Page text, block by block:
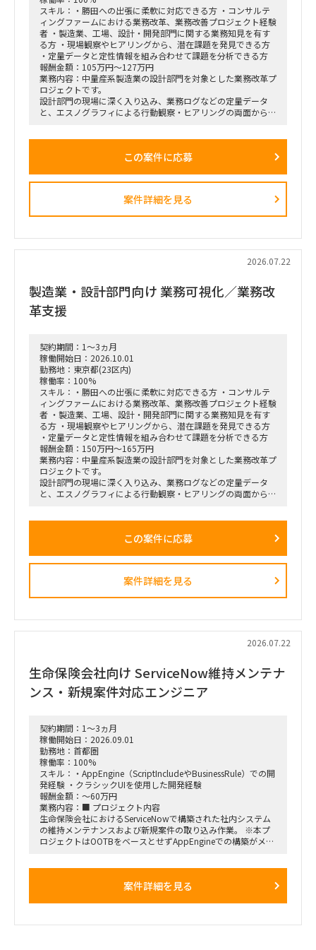
スキル：・勝田への出張に柔軟に対応できる方 ・コンサルテ
ィングファームにおける業務改革、業務改善プロジェクト経験
者 ・製造業、工場、設計・開発部門に関する業務知見を有す
る方 ・現場観察やヒアリングから、潜在課題を発見できる方
・定量データと定性情報を組み合わせて課題を分析できる方
報酬金額：105万円～127万円
業務内容：中量産系製造業の設計部門を対象とした業務改革プ
ロジェクトです。
設計部門の現場に深く入り込み、業務ログなどの定量データ
と、エスノグラフィによる行動観察・ヒアリングの両面から、
に対する改革提案および最終報告までを担います。
■業務内容
・設計部門のオフィス内における行動観察、エスノグラフィ調
・現場担当者へのヒアリングおよび顕在・潜在課題の整理
・課題の分析、構造化およびボトルネックの特定
・幹部層への中間報告、最終報告資料の作成およびプレゼンテ
ーション
・現場担当者へのヒアリング
・業務課題の抽出、整理、分析
・課題の構造化および改善施策の検討
・調査結果、分析結果の資料化
■契約条件
・参画期間：2026年10月1日～2026年12月28日
または2027年1月31日まで
・稼働率：100％想定
■勤務地・働き方
・出張先：茨城県ひたちなか市・勝田駅周辺
・勝田への訪問頻度は週によって変動
・訪問が発生しない週もある一方、プロジェクト中盤は週3～
・プロジェクト開始直後および終了前は、出張頻度が比較的少
・勝田出張以外の日はリモートワーク
この案件に応募
案件詳細を見る
2026.07.22
製造業・設計部門向け 業務可視化／業務改
革支援
契約期間：1～3ヵ月
稼働開始日：2026.10.01
勤務地：東京都(23区内)
稼働率：100%
スキル：・勝田への出張に柔軟に対応できる方 ・コンサルテ
ィングファームにおける業務改革、業務改善プロジェクト経験
者 ・製造業、工場、設計・開発部門に関する業務知見を有す
る方 ・現場観察やヒアリングから、潜在課題を発見できる方
・定量データと定性情報を組み合わせて課題を分析できる方
報酬金額：150万円～165万円
業務内容：中量産系製造業の設計部門を対象とした業務改革プ
ロジェクトです。
設計部門の現場に深く入り込み、業務ログなどの定量データ
と、エスノグラフィによる行動観察・ヒアリングの両面から、
に対する改革提案および最終報告までを担います。
■業務内容
・設計部門のオフィス内における行動観察、エスノグラフィ調
・現場担当者へのヒアリングおよび顕在・潜在課題の整理
・課題の分析、構造化およびボトルネックの特定
・幹部層への中間報告、最終報告資料の作成およびプレゼンテ
ーション
・調査・分析結果の構造化および資料化
・費用対効果の試算、ロードマップ策定
・下位メンバーのリードおよびタスク管理
・幹部層向け報告資料の作成、プレゼンテーション支援
■契約条件
・参画期間：2026年10月1日～2026年12月28日
または2027年1月31日まで
・稼働率：100％想定
■勤務地・働き方
・勝田への訪問頻度は週によって変動
4日程度の出張が発生する可能性あり
・勝田出張以外の日はリモートワーク
この案件に応募
案件詳細を見る
2026.07.22
生命保険会社向け ServiceNow維持メンテナ
ンス・新規案件対応エンジニア
契約期間：1～3ヵ月
稼働開始日：2026.09.01
勤務地：首都圏
稼働率：100%
スキル：・AppEngine（ScriptIncludeやBusinessRule）での開
発経験 ・クラシックUIを使用した開発経験
報酬金額：～60万円
業務内容：■ プロジェクト内容
生命保険会社におけるServiceNowで構築された社内システム
の維持メンテナンスおよび新規案件の取り込み作業。 ※本プ
ロジェクトはOOTBをベースとせずAppEngineでの構築がメイ
・9/1～（※可能ならば８月中からのジョインを希望）
案件詳細を見る